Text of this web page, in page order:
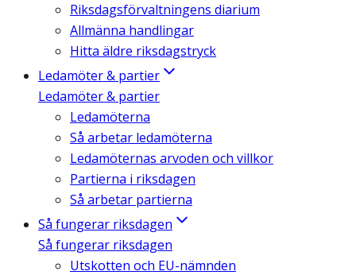
Riksdagsförvaltningens diarium
Allmänna handlingar
Hitta äldre riksdagstryck
Ledamöter & partier
Ledamöter & partier
Ledamöterna
Så arbetar ledamöterna
Ledamöternas arvoden och villkor
Partierna i riksdagen
Så arbetar partierna
Så fungerar riksdagen
Så fungerar riksdagen
Utskotten och EU-nämnden